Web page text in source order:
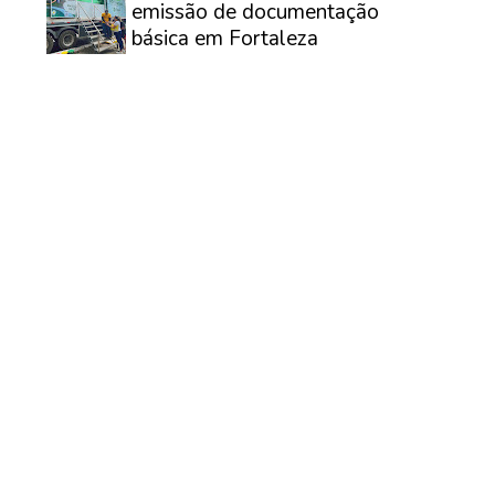
emissão de documentação
básica em Fortaleza